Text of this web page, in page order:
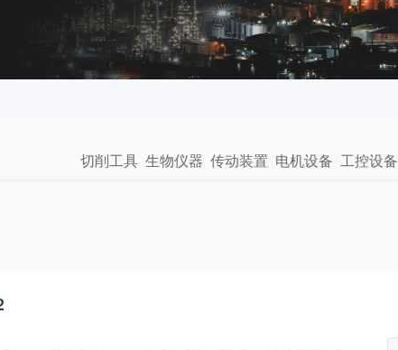
工控设备
电机设备
传动装置
生物仪器
切削工具